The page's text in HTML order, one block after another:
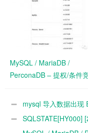
MySQL / MariaDB /
PerconaDB – 提权/条件
mysql 导入数据出现
SQLSTATE[HY000]